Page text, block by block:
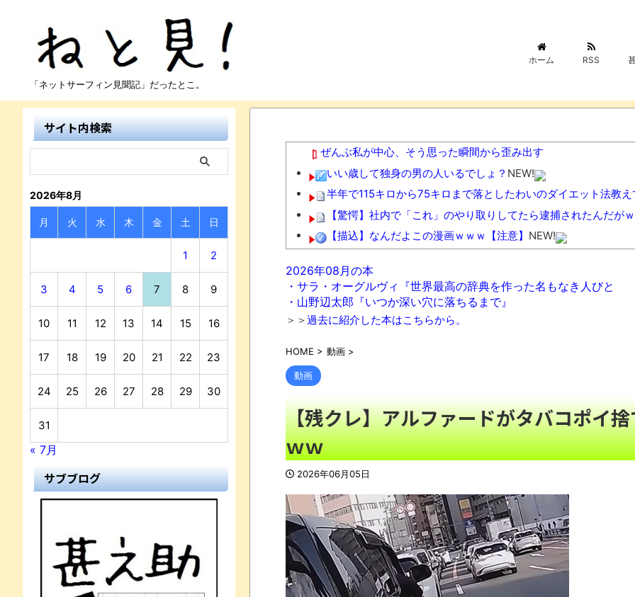
「ネットサーフィン見聞記」だったとこ。
ホーム RSS
ぜんぶ私が中心、そう思った瞬間から歪み出す
いい歳して独身の男の人いるでしょ？ NEW!
半年で115キロから75キロまで落としたわいのダイエット法教え
【驚愕】社内で「これ」のやり取りしてたら逮捕されたんだが
【描込】なんだよこの漫画ｗｗｗ【注意】 NEW!
【動画】両方馬鹿（笑）ミニストップでトラックと衝突したド
【動画】駅構内のスピーカーから強烈な下ネタ音声が垂れ流さ
【真顔】あるスーパーの「チャイルドシート付きカート」に描
【悲報】クロちゃん、まともになってしまうNEW!
【画像】日本海側最大の都市が凄すぎて脱帽ｗｗｗｗｗｗｗｗ
専門家「日本車はダサい、見てて恥ずかしい」NEW!
【AI】ルイス・フロイスが歌う『日本史』
週間少年ジャンプのグッズ(43億円分)を注文してキャンセルした
「題名のない音楽会」ゲーム音楽批判から36年 ～因果な逆転劇
50歳になりました
凡庸な悪
ロープと滑車と犬マスクでエクストリーム変身。
2026年08月の本
・サラ・オーグルヴィ『世界最高の辞典を作った名もなき人びと
・山野辺太郎『いつか深い穴に落ちるまで』
＞＞ 過去に紹介した本はこちらから。
HOME > 動画 >
動画
【残クレ】アルファードがタバコポイ
ｗｗ
2026年06月05日
サイト内検索
2026年8月
月 火 水 木 金 土 日
1 2
3 4 5 6 7 8 9
10 11 12 13 14 15 16
17 18 19 20 21 22 23
24 25 26 27 28 29 30
31
« 7月
サブブログ